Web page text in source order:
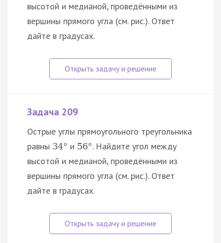
высотой и медианой, проведёнными из
вершины прямого угла (см. рис.). Ответ
дайте в градусах.
Задача 209
Острые углы прямоугольного треугольника
равны 34° и 56°. Найдите угол между
высотой и медианой, проведёнными из
вершины прямого угла (см. рис.). Ответ
дайте в градусах.